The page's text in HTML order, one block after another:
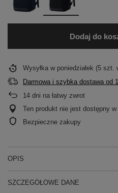
Dodaj do
Wysyłka w poniedziałek (5 szt.
Darmowa i szybka dostawa od
14 dni na łatwy zwrot
Ten produkt nie jest dostępny
Bezpieczne zakupy
OPIS
SZCZEGÓŁOWE DANE